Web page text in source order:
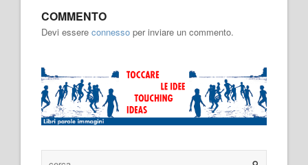
COMMENTO
Devi essere connesso per inviare un commento.